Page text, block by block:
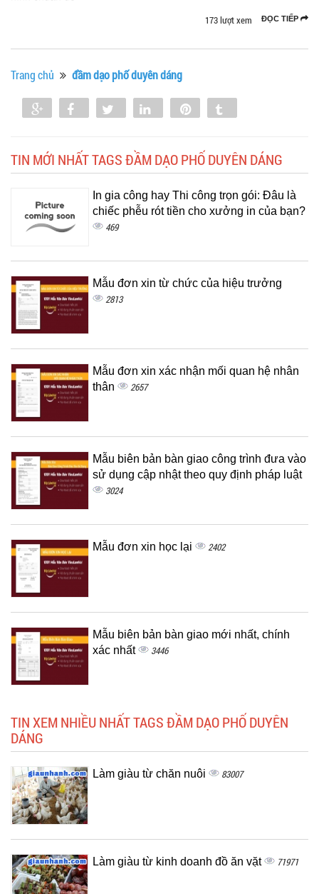
ĐỌC TIẾP
173 lượt xem
Trang chủ đầm dạo phố duyên dáng
Share Share Tweet Share
TIN MỚI NHẤT TAGS ĐẦM DẠO PHỐ DUYÊN DÁNG
In gia công hay Thi công trọn gói: Đâu là
chiếc phễu rót tiền cho xưởng in của bạn?
469
Mẫu đơn xin từ chức của hiệu trưởng
2813
Mẫu đơn xin xác nhận mối quan hệ nhân
thân
2657
Mẫu biên bản bàn giao công trình đưa vào
sử dụng cập nhật theo quy định pháp luật
3024
Mẫu đơn xin học lại 2402
Mẫu biên bản bàn giao mới nhất, chính
xác nhất
3446
TIN XEM NHIỀU NHẤT TAGS ĐẦM DẠO PHỐ DUYÊN
DÁNG
Làm giàu từ chăn nuôi 83007
Làm giàu từ kinh doanh đồ ăn vặt 71971